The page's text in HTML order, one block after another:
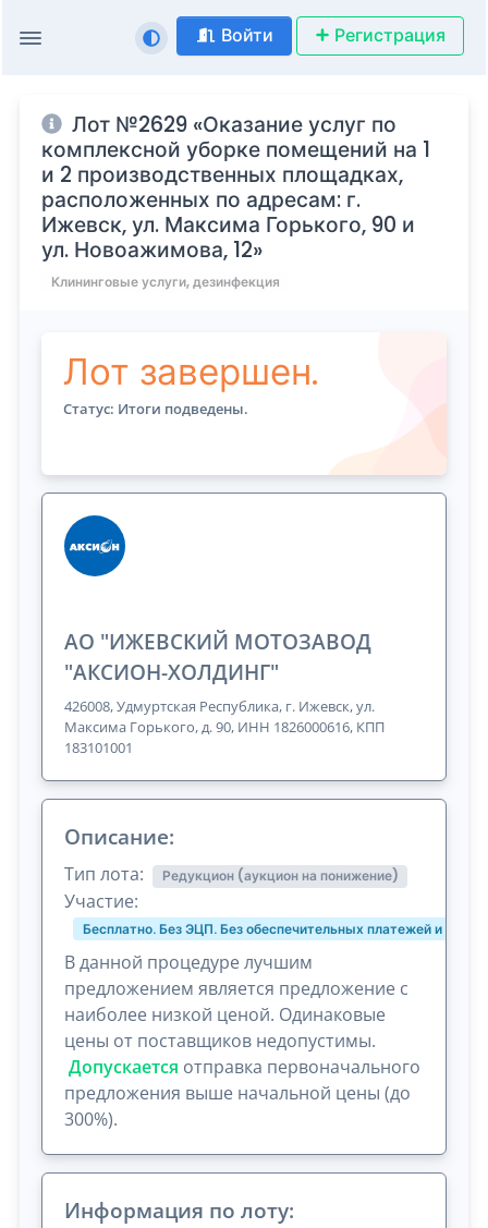
Войти Регистрация
Лот №2629 «Оказание услуг по
комплексной уборке помещений на 1
и 2 производственных площадках,
расположенных по адресам: г.
Ижевск, ул. Максима Горького, 90 и
ул. Новоажимова, 12»
Клининговые услуги, дезинфекция
Лот завершен.
Статус: Итоги подведены.
АО "ИЖЕВСКИЙ МОТОЗАВОД
"АКСИОН-ХОЛДИНГ"
426008, Удмуртская Республика, г. Ижевск, ул.
Максима Горького, д. 90, ИНН 1826000616, КПП
183101001
Описание:
Тип лота: Редукцион (аукцион на понижение)
Участие:
Бесплатно. Без ЭЦП. Без обеспечительных платежей и
В данной процедуре лучшим
предложением является предложение с
наиболее низкой ценой. Одинаковые
цены от поставщиков недопустимы.
Допускается отправка первоначального
предложения выше начальной цены (до
300%).
Информация по лоту: